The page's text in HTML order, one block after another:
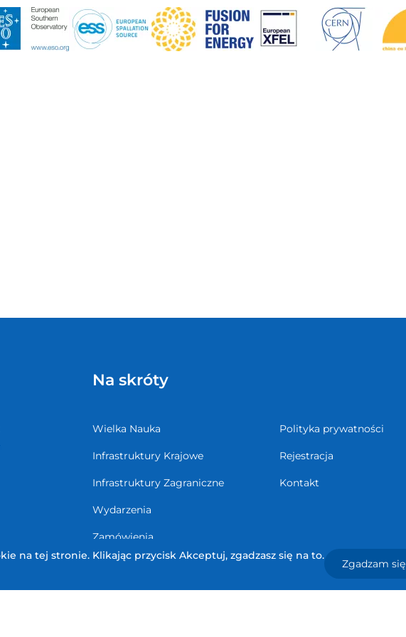
Na skróty
Wielka Nauka
Infrastruktury Krajowe
Infrastruktury Zagraniczne
Wydarzenia
Zamówienia
Polityka prywatności
Rejestracja
Kontakt
na tej stronie. Klikając przycisk Akceptuj, zgadzasz się na to.
Zgadzam się